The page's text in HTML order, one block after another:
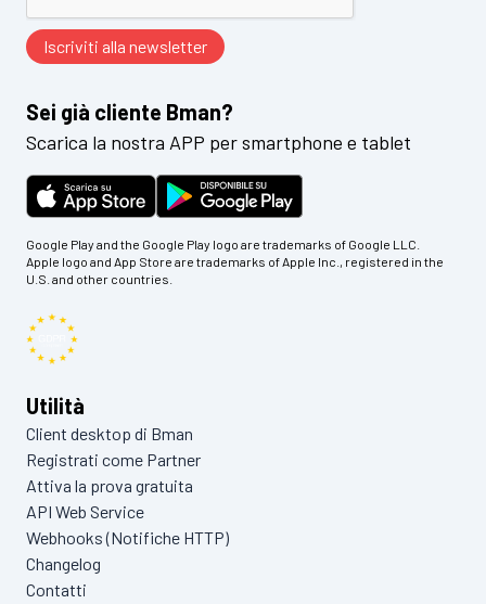
Sei già cliente Bman?
Scarica la nostra APP per smartphone e tablet
Google Play and the Google Play logo are trademarks of Google LLC.
Apple logo and App Store are trademarks of Apple Inc., registered in the
U.S. and other countries.
Utilità
Client desktop di Bman
Registrati come Partner
Attiva la prova gratuita
API Web Service
Webhooks (Notifiche HTTP)
Changelog
Contatti